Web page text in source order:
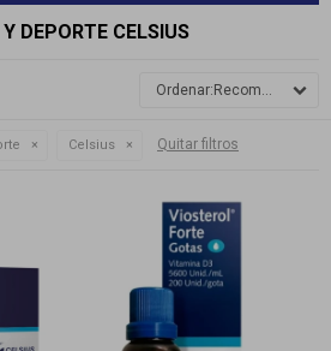
DEPORTE CELSIUS
Recomendados
Celsius Quitar filtros